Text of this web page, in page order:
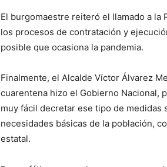
El burgomaestre reiteró el llamado a la
los procesos de contratación y
posible que ocasiona la pandemia.
Finalmente, el Alcalde Víctor Álvarez
cuarentena hizo el Gobierno Nacional,
muy fácil decretar ese tipo de medidas
necesidades básicas de la población,
estatal.